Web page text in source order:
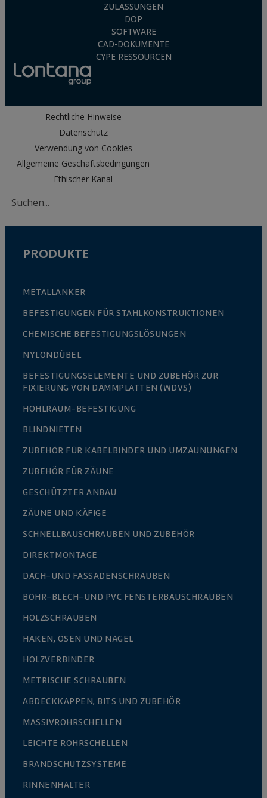
ZULASSUNGEN
DOP
SOFTWARE
CAD-DOKUMENTE
CYPE RESSOURCEN
Rechtliche Hinweise
Datenschutz
Verwendung von Cookies
Allgemeine Geschäftsbedingungen
Ethischer Kanal
PRODUKTE
METALLANKER
BEFESTIGUNGEN FÜR STAHLKONSTRUKTIONEN
CHEMISCHE BEFESTIGUNGSLÖSUNGEN
NYLONDÜBEL
BEFESTIGUNGSELEMENTE UND ZUBEHÖR ZUR
FIXIERUNG VON DÄMMPLATTEN (WDVS)
HOHLRAUM-BEFESTIGUNG
BLINDNIETEN
ZUBEHÖR FÜR KABELBINDER UND UMZÄUNUNGEN
ZUBEHÖR FÜR ZÄUNE
GESCHÜTZTER ANBAU
ZÄUNE UND KÄFIGE
SCHNELLBAUSCHRAUBEN UND ZUBEHÖR
DIREKTMONTAGE
DACH-UND FASSADENSCHRAUBEN
BOHR-BLECH-UND PVC FENSTERBAUSCHRAUBEN
HOLZSCHRAUBEN
HAKEN, ÖSEN UND NÄGEL
HOLZVERBINDER
METRISCHE SCHRAUBEN
ABDECKKAPPEN, BITS UND ZUBEHÖR
MASSIVROHRSCHELLEN
LEICHTE ROHRSCHELLEN
BRANDSCHUTZSYSTEME
RINNENHALTER